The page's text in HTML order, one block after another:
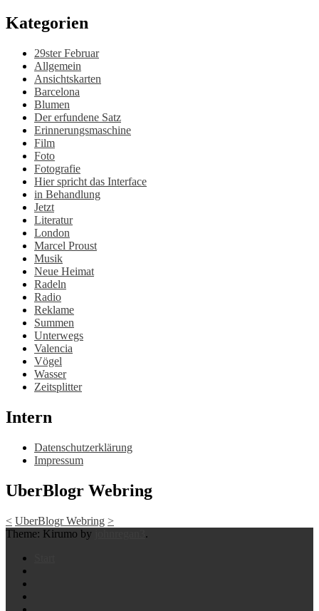
Kategorien
29ster Februar
Allgemein
Ansichtskarten
Barcelona
Blumen
Der erfundene Satz
Erinnerungsmaschine
Film
Foto
Fotografie
Hier spricht das Interface
in Behandlung
Jetzt
Literatur
London
Marcel Proust
Musik
Neue Heimat
Radeln
Radio
Reklame
Summen
Unterwegs
Valencia
Vögel
Wasser
Zeitsplitter
Intern
Datenschutzerklärung
Impressum
UberBlogr Webring
< UberBlogr Webring >
Theme: Kirumo by
.